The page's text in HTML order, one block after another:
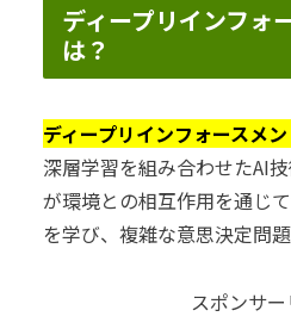
ディープリインフォ
は？
ディープリインフォースメ
深層学習を組み合わせたAI
が環境との相互作用を通じ
を学び、複雑な意思決定問題
スポンサ